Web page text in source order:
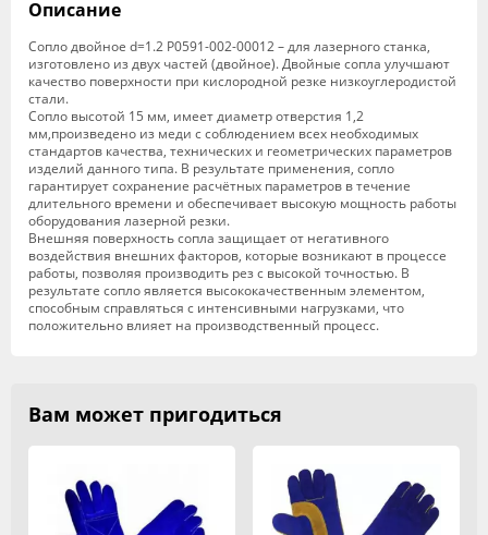
Описание
Сопло двойное d=1.2 P0591-002-00012 – для лазерного станка,
изготовлено из двух частей (двойное). Двойные сопла улучшают
качество поверхности при кислородной резке низкоуглеродистой
стали.
Сопло высотой 15 мм, имеет диаметр отверстия 1,2
мм,произведено из меди с соблюдением всех необходимых
стандартов качества, технических и геометрических параметров
изделий данного типа. В результате применения, сопло
гарантирует сохранение расчётных параметров в течение
длительного времени и обеспечивает высокую мощность работы
оборудования лазерной резки.
Внешняя поверхность сопла защищает от негативного
воздействия внешних факторов, которые возникают в процессе
работы, позволяя производить рез с высокой точностью. В
результате сопло является высококачественным элементом,
способным справляться с интенсивными нагрузками, что
положительно влияет на производственный процесс.
Вам может пригодиться